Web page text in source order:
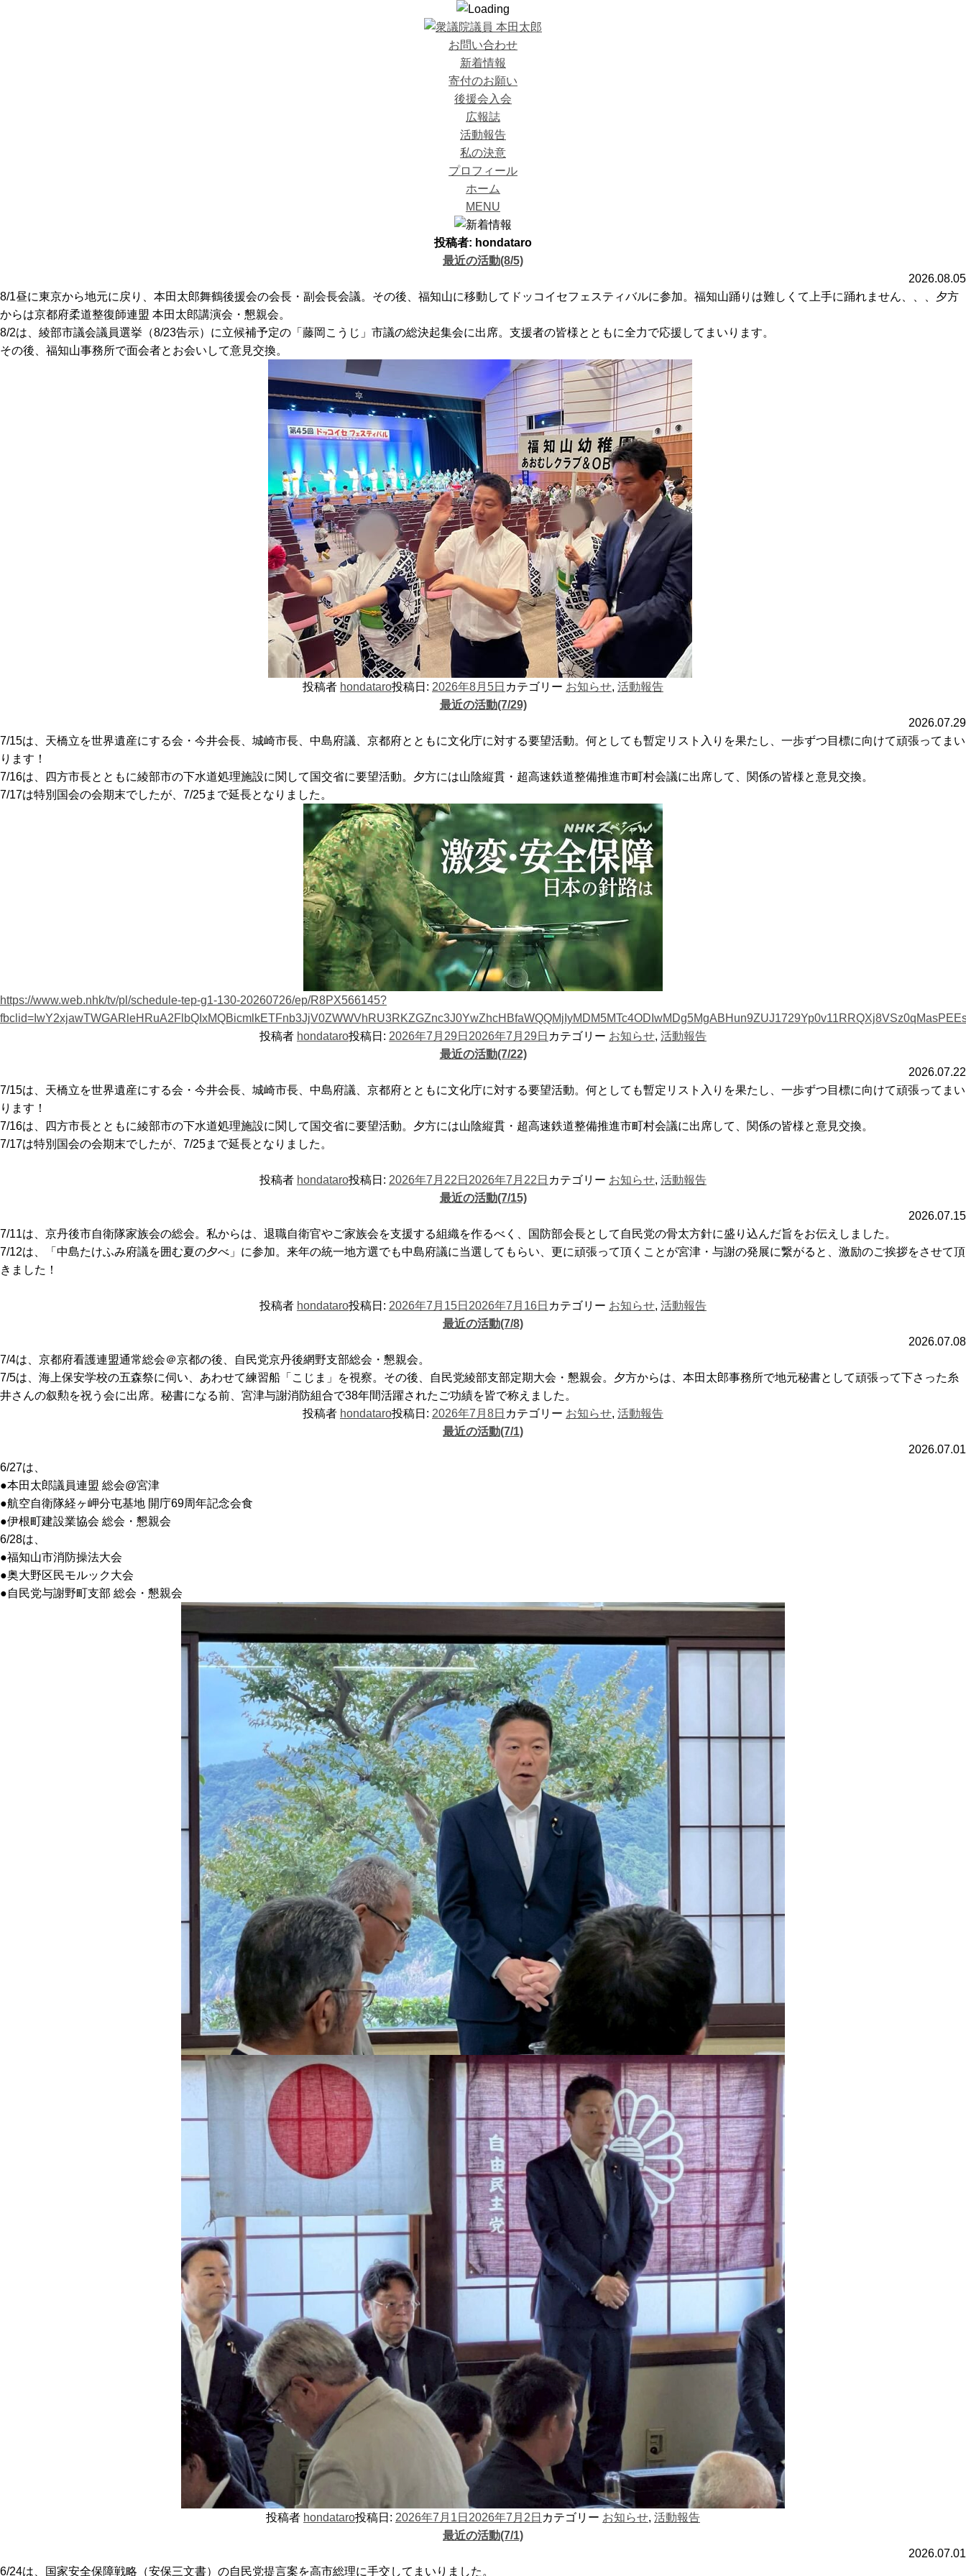
お問い合わせ
新着情報
寄付のお願い
後援会入会
広報誌
活動報告
私の決意
プロフィール
ホーム
MENU
投稿者: hondataro
最近の活動(8/5)
2026.08.05
8/1昼に東京から地元に戻り、本田太郎舞鶴後援会の会長・副会長会議。その後、福知山に移動してドッコイセフェスティバルに参加。福知山踊りは難しくて上手に踊れません、、、夕方
からは京都府柔道整復師連盟 本田太郎講演会・懇親会。
8/2は、綾部市議会議員選挙（8/23告示）に立候補予定の「藤岡こうじ」市議の総決起集会に出席。支援者の皆様とともに全力で応援してまいります。
その後、福知山事務所で面会者とお会いして意見交換。
投稿者 hondataro投稿日: 2026年8月5日 カテゴリー お知らせ, 活動報告
最近の活動(7/29)
2026.07.29
7/15は、天橋立を世界遺産にする会・今井会長、城崎市長、中島府議、京都府とともに文化庁に対する要望活動。何としても暫定リスト入りを果たし、一歩ずつ目標に向けて頑張ってまい
ります！
7/16は、四方市長とともに綾部市の下水道処理施設に関して国交省に要望活動。夕方には山陰縦貫・超高速鉄道整備推進市町村会議に出席して、関係の皆様と意見交換。
7/17は特別国会の会期末でしたが、7/25まで延長となりました。
https://www.web.nhk/tv/pl/schedule-tep-g1-130-20260726/ep/R8PX566145?
投稿者 hondataro投稿日: 2026年7月29日 2026年7月29日 カテゴリー お知らせ, 活動報告
最近の活動(7/22)
2026.07.22
7/15は、天橋立を世界遺産にする会・今井会長、城崎市長、中島府議、京都府とともに文化庁に対する要望活動。何としても暫定リスト入りを果たし、一歩ずつ目標に向けて頑張ってまい
ります！
7/16は、四方市長とともに綾部市の下水道処理施設に関して国交省に要望活動。夕方には山陰縦貫・超高速鉄道整備推進市町村会議に出席して、関係の皆様と意見交換。
7/17は特別国会の会期末でしたが、7/25まで延長となりました。
投稿者 hondataro投稿日: 2026年7月22日 2026年7月22日 カテゴリー お知らせ, 活動報告
最近の活動(7/15)
2026.07.15
7/11は、京丹後市自衛隊家族会の総会。私からは、退職自衛官やご家族会を支援する組織を作るべく、国防部会長として自民党の骨太方針に盛り込んだ旨をお伝えしました。
7/12は、「中島たけふみ府議を囲む夏の夕べ」に参加。来年の統一地方選でも中島府議に当選してもらい、更に頑張って頂くことが宮津・与謝の発展に繋がると、激励のご挨拶をさせて頂
きました！
投稿者 hondataro投稿日: 2026年7月15日 2026年7月16日 カテゴリー お知らせ, 活動報告
最近の活動(7/8)
2026.07.08
7/4は、京都府看護連盟通常総会＠京都の後、自民党京丹後網野支部総会・懇親会。
7/5は、海上保安学校の五森祭に伺い、あわせて練習船「こじま」を視察。その後、自民党綾部支部定期大会・懇親会。夕方からは、本田太郎事務所で地元秘書として頑張って下さった糸
井さんの叙勲を祝う会に出席。秘書になる前、宮津与謝消防組合で38年間活躍されたご功績を皆で称えました。
投稿者 hondataro投稿日: 2026年7月8日 カテゴリー お知らせ, 活動報告
最近の活動(7/1)
2026.07.01
6/27は、
●本田太郎議員連盟 総会@宮津
●航空自衛隊経ヶ岬分屯基地 開庁69周年記念会食
●伊根町建設業協会 総会・懇親会
6/28は、
●福知山市消防操法大会
●奥大野区民モルック大会
●自民党与謝野町支部 総会・懇親会
投稿者 hondataro投稿日: 2026年7月1日 2026年7月2日 カテゴリー お知らせ, 活動報告
最近の活動(7/1)
2026.07.01
6/24は、国家安全保障戦略（安保三文書）の自民党提言案を高市総理に手交してまいりました。